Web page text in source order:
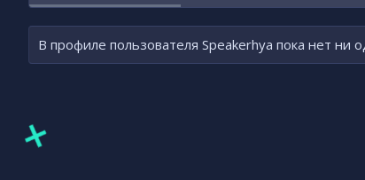
В профиле пользователя Speakerhya пока нет ни